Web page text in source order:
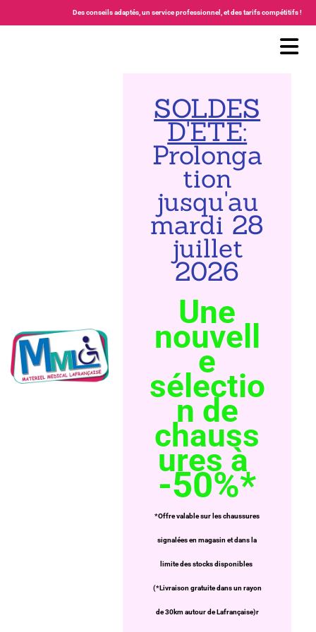
Accéder au contenuDes conseils adaptés, un service professionnel, et des tarifs compétitifs !
SOLDES
D'ETE:
Prolonga
tion
jusqu'au
mardi 28
juillet
2026
Une
nouvell
e
sélectio
n de
chauss
ures à
-50%*
*Offre valable sur les chaussures
signalées en magasin et dans la
limite des stocks disponibles
(*Livraison gratuite dans un rayon
de 30km autour de Lafrançaise)r